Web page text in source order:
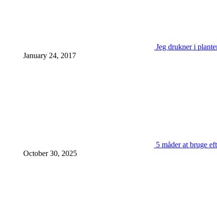
Jeg drukner i
January 24, 2017
5 måder at bruge
October 30, 2025